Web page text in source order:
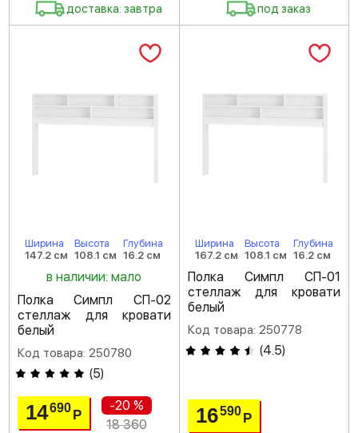
доставка: завтра под заказ
Ширина
147.2 см
Высота
108.1 см
Глубина
16.2 см
в наличии: мало
Полка Симпл СП-02
стеллаж для кровати
белый
Код товара: 250780
(5)
14690Р
-20 %
18 360
Ширина
167.2 см
Высота
108.1 см
Глубина
16.2 см
Полка Симпл СП-01
стеллаж для кровати
белый
Код товара: 250778
(4.5)
16590 Р